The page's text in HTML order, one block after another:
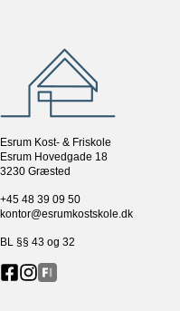
Esrum Kost- & Friskole
Esrum Hovedgade 18
3230 Græsted
+45 48 39 09 50
kontor@esrumkostskole.dk
BL §§ 43 og 32